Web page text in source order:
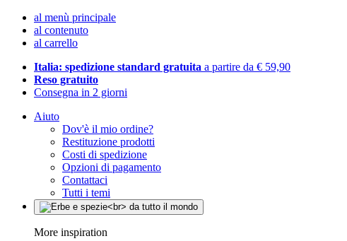
al menù principale
al contenuto
al carrello
Italia: spedizione standard gratuita a partire da € 59,90
Reso gratuito
Consegna in 2 giorni
Aiuto
Dov'è il mio ordine?
Restituzione prodotti
Costi di spedizione
Opzioni di pagamento
Contattaci
Tutti i temi
More inspiration